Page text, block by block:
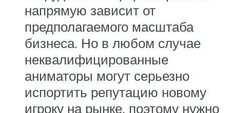
напрямую зависит от
предполагаемого масштаба
бизнеса. Но в любом случае
неквалифицированные
аниматоры могут серьезно
испортить репутацию новому
игроку на рынке, поэтому нужно